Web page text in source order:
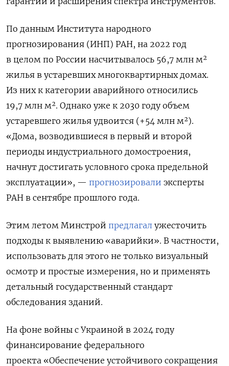
По данным Института народного
прогнозирования (ИНП) РАН, на 2022 год
в целом по России насчитывалось 56,7 млн м²
жилья в устаревших многоквартирных домах.
Из них к категории аварийного относились
19,7 млн м². Однако уже к 2030 году объем
устаревшего жилья удвоится (+54 млн м²).
«Дома, возводившиеся в первый и второй
периоды индустриального домостроения,
начнут достигать условного срока предельной
эксплуатации», — прогнозировали эксперты
РАН в сентябре прошлого года.
Этим летом Минстрой предлагал ужесточить
подходы к выявлению «аварийки». В частности,
использовать для этого не только визуальный
осмотр и простые измерения, но и применять
детальный государственный стандарт
обследования зданий.
На фоне войны с Украиной в 2024 году
финансирование федерального
проекта «Обеспечение устойчивого сокращения